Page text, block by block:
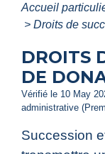
Accueil
> Droits de
DROITS
DE
Vérifié le 10 May
administrative
Succession